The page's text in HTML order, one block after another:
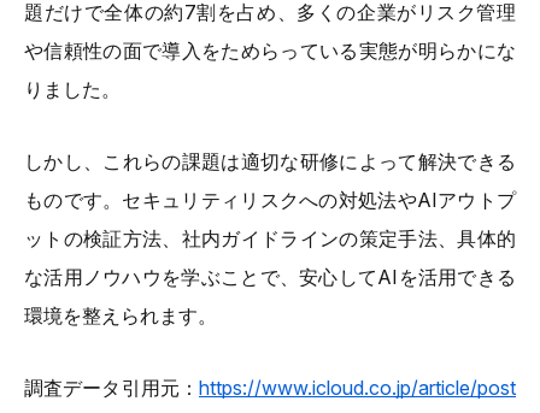
題だけで全体の約7割を占め、多くの企業がリスク管理
や信頼性の面で導入をためらっている実態が明らかにな
りました。
しかし、これらの課題は適切な研修によって解決できる
ものです。セキュリティリスクへの対処法やAIアウトプ
ットの検証方法、社内ガイドラインの策定手法、具体的
な活用ノウハウを学ぶことで、安心してAIを活用できる
環境を整えられます。
調査データ引用元： https://www.icloud.co.jp/article/post